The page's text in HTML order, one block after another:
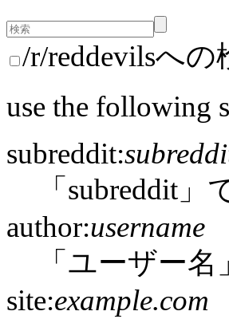
/r/reddevilsへの
use the following
subreddit:
「subreddit
author:username
「ユーザー
site:example.com